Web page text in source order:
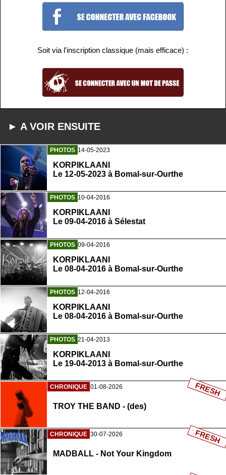
Soit via l'inscription classique (mais efficace) :
► A VOIR ENSUITE
PHOTOS 14-05-2023
KORPIKLAANI
Le 12-05-2023 à Bomal-sur-Ourthe
PHOTOS 10-04-2016
KORPIKLAANI
Le 09-04-2016 à Sélestat
PHOTOS 09-04-2016
KORPIKLAANI
Le 08-04-2016 à Bomal-sur-Ourthe
PHOTOS 12-04-2016
KORPIKLAANI
Le 08-04-2016 à Bomal-sur-Ourthe
PHOTOS 21-04-2013
KORPIKLAANI
Le 19-04-2013 à Bomal-sur-Ourthe
CHRONIQUE 01-08-2026
TROY THE BAND - (des)
FRESH
CHRONIQUE 30-07-2026
MADBALL - Not Your Kingdom
FRESH